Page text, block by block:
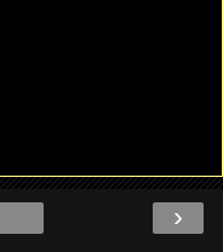
›